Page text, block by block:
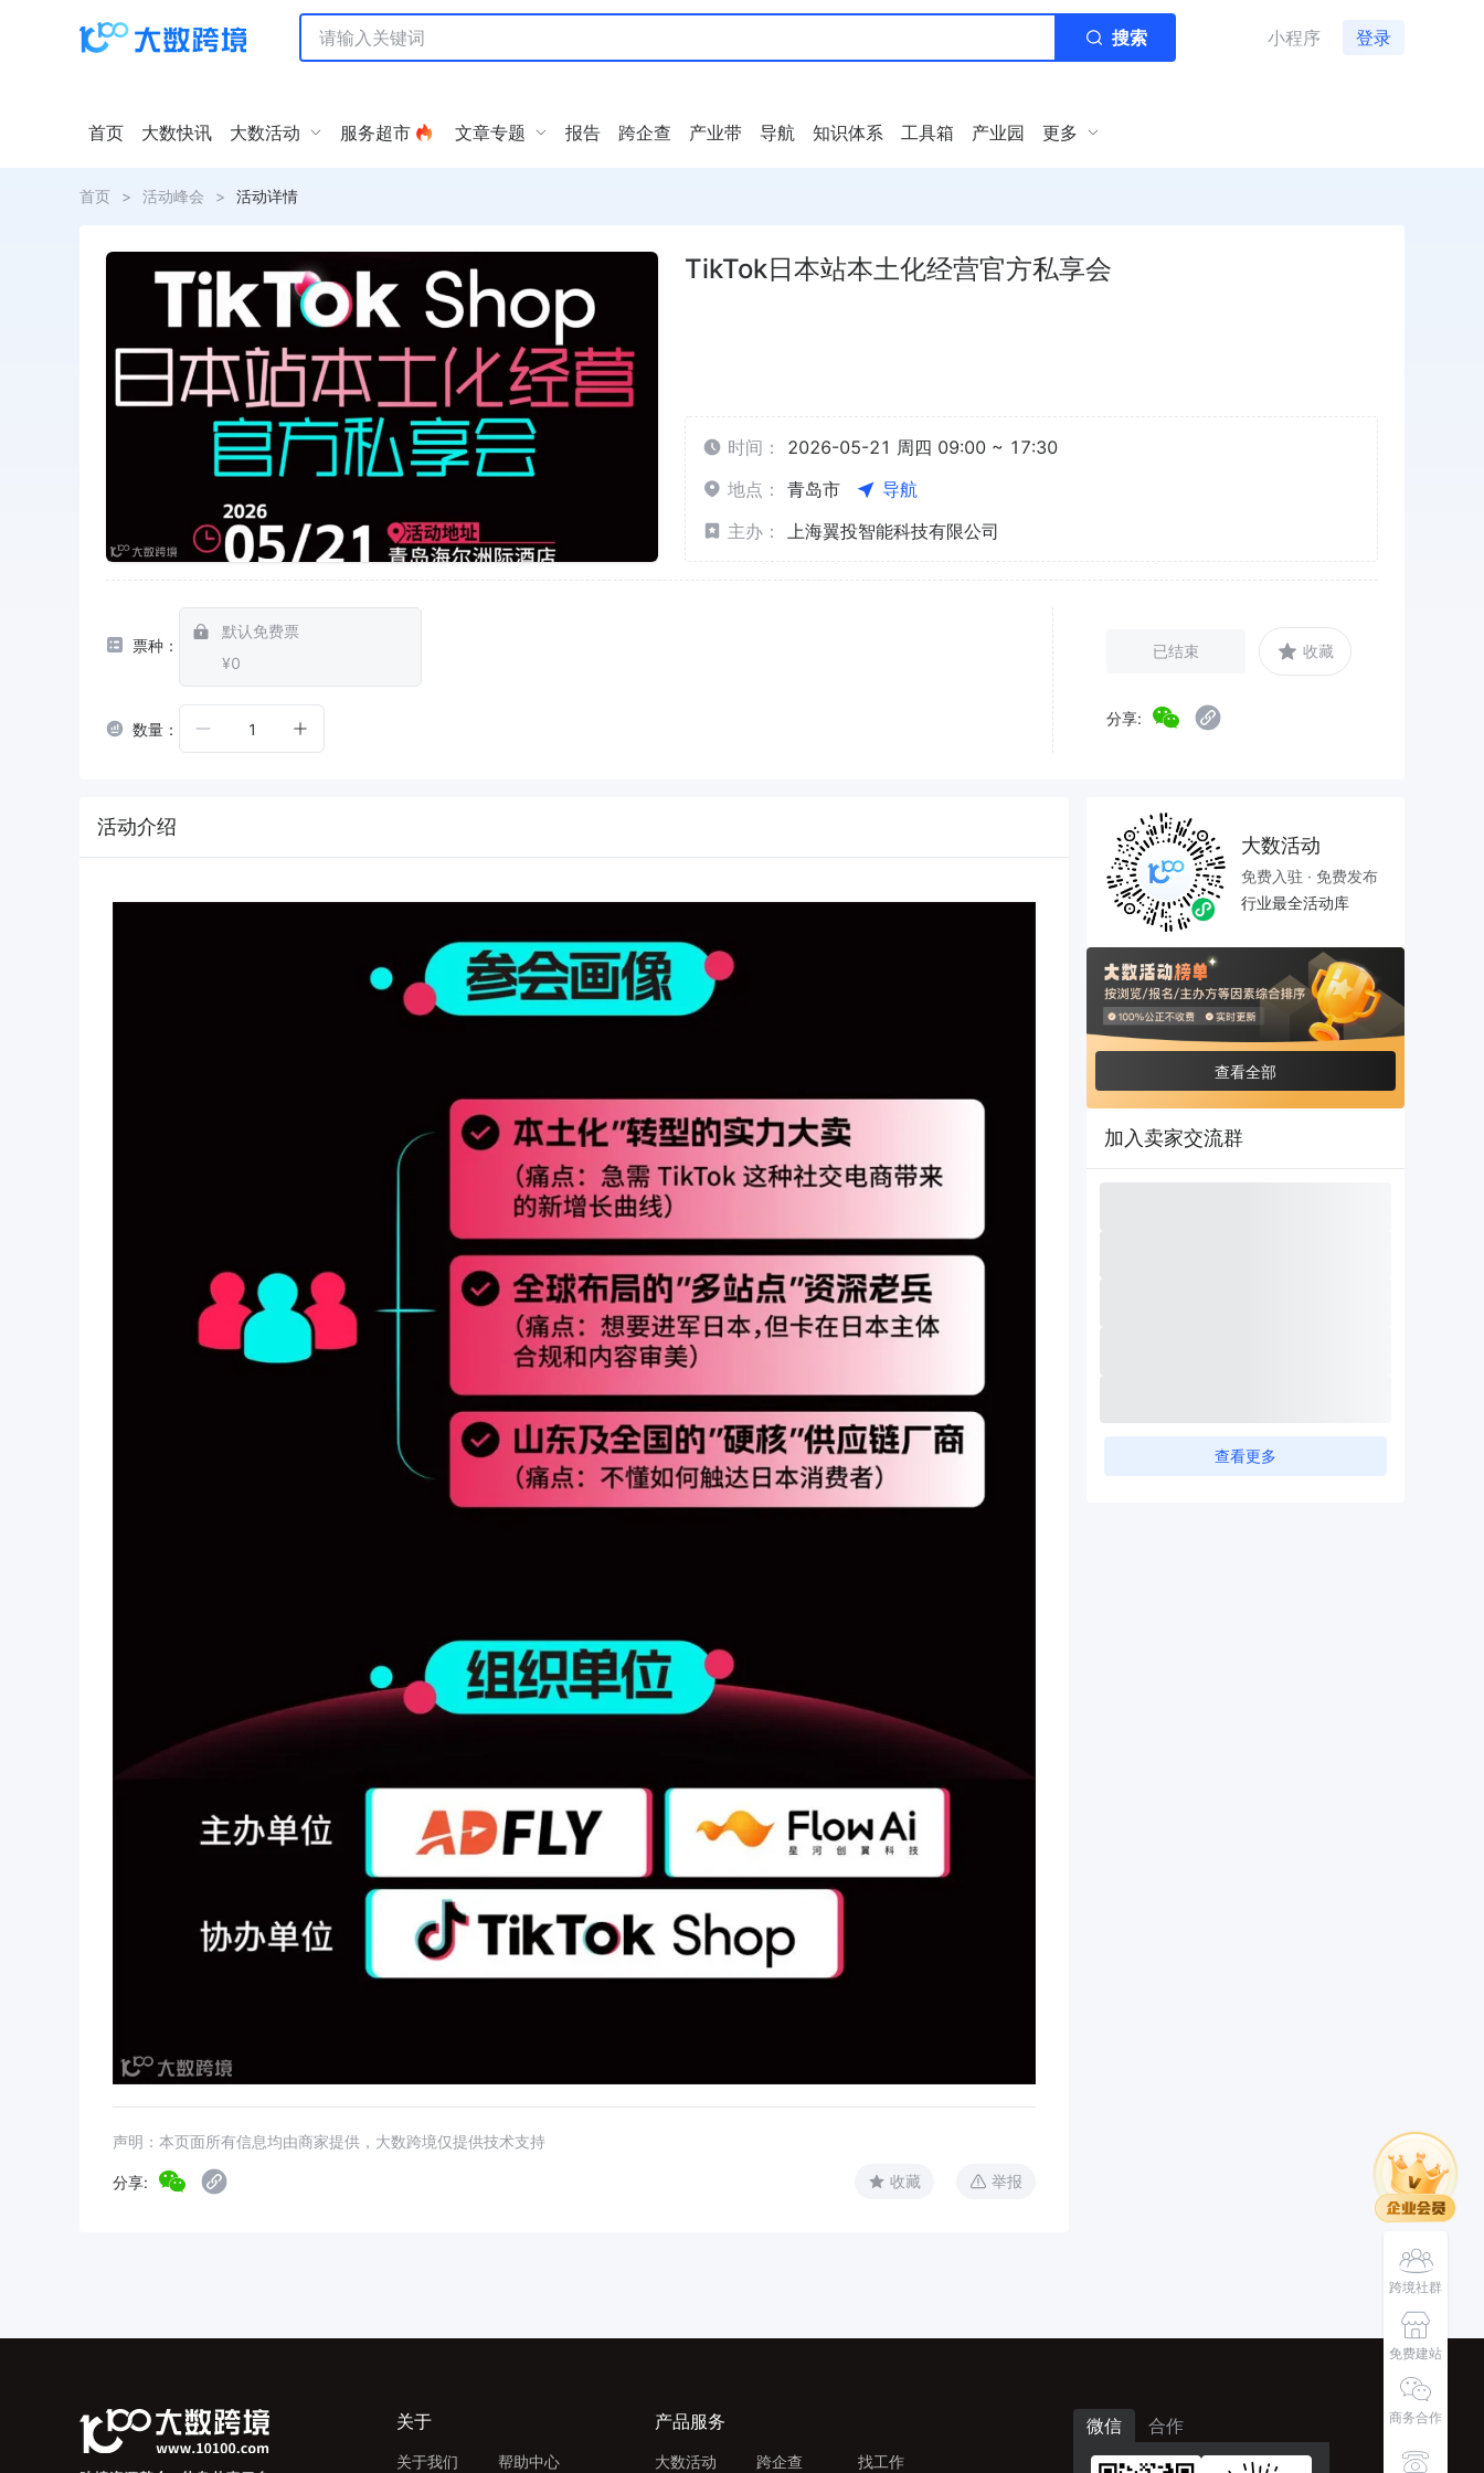
搜索 小程序 登录
首页 大数快讯 大数活动 服务超市 文章专题 报告 跨企查 产业带 导航 知识体系 工具箱 产业园 更多
首页 > 活动峰会 > 活动详情
TikTok日本站本土化经营官方私享会
时间：
2026-05-21 周四 09:00 ~ 17:30
地点：
青岛市
导航
主办：
上海翼投智能科技有限公司
票种：
默认免费票
¥0
数量： 1
已结束 收藏
分享:
活动介绍
声明：本页面所有信息均由商家提供，大数跨境仅提供技术支持
分享: 收藏 举报
大数活动
免费入驻 · 免费发布
行业最全活动库
查看全部
加入卖家交流群
查看更多
跨境社群
免费建站
商务合作
关于
关于我们 帮助中心
产品服务
大数活动 跨企查 找工作
微信 合作